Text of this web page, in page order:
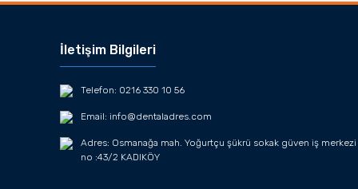
İletişim Bilgileri
Telefon: 0216 330 10 56
Email: info@dentaladres.com
Adres: Osmanağa mah. Yoğurtçu şükrü sokak güven iş merkezi
no :43/2 KADIKÖY